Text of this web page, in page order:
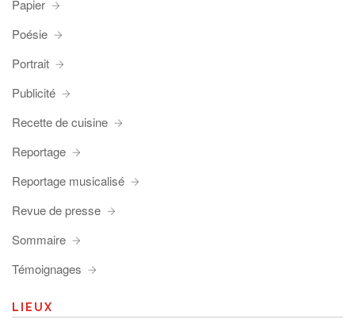
Papier
Poésie
Portrait
Publicité
Recette de cuisine
Reportage
Reportage musicalisé
Revue de presse
Sommaire
Témoignages
LIEUX